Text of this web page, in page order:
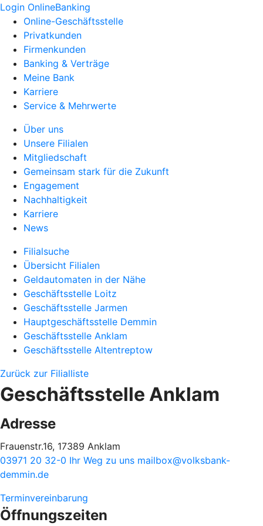
Login OnlineBanking
Online-Geschäftsstelle
Privatkunden
Firmenkunden
Banking & Verträge
Meine Bank
Karriere
Service & Mehrwerte
Über uns
Unsere Filialen
Mitgliedschaft
Gemeinsam stark für die Zukunft
Engagement
Nachhaltigkeit
Karriere
News
Filialsuche
Übersicht Filialen
Geldautomaten in der Nähe
Geschäftsstelle Loitz
Geschäftsstelle Jarmen
Hauptgeschäftsstelle Demmin
Geschäftsstelle Anklam
Geschäftsstelle Altentreptow
Zurück zur Filialliste
Geschäftsstelle Anklam
Adresse
Frauenstr.16, 17389 Anklam
03971 20 32-0 Ihr Weg zu uns mailbox@volksbank-
demmin.de
Terminvereinbarung
Öffnungszeiten